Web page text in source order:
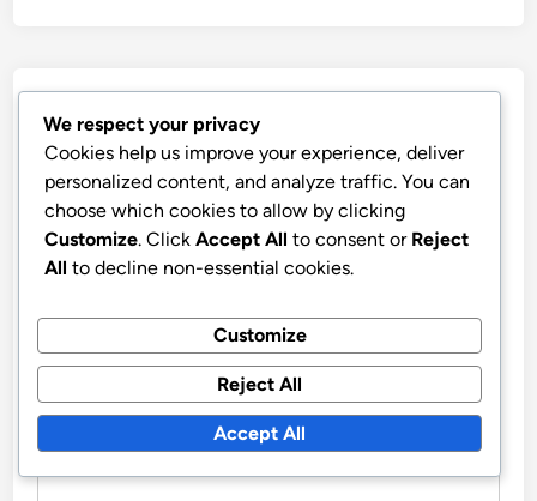
Leave a Reply
Your email address will not be published. Required fields
are marked*
COMMENT*
We respect your privacy
Cookies help us improve your experience, deliver
personalized content, and analyze traffic. You can
choose which cookies to allow by clicking
Customize. Click Accept All to consent or Reject
All to decline non-essential cookies.
Customize
Reject All
Accept All